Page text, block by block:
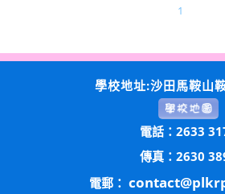
1
學校地址:沙田馬鞍山
電話：2633
傳真：2630
電郵：